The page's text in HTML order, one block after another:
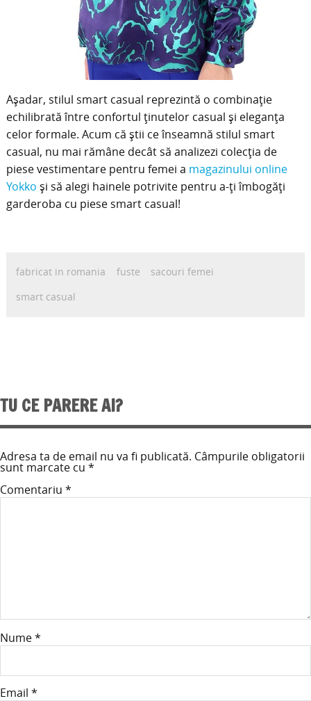
Așadar, stilul smart casual reprezintă o combinație
echilibrată între confortul ținutelor casual și eleganța
celor formale. Acum că știi ce înseamnă stilul smart
casual, nu mai rămâne decât să analizezi colecția de
piese vestimentare pentru femei a magazinului online
Yokko și să alegi hainele potrivite pentru a-ți îmbogăți
garderoba cu piese smart casual!
fabricat in romania fuste
sacouri femei
smart casual
TU CE PARERE AI?
Adresa ta de email nu va fi publicată. Câmpurile obligatorii
sunt marcate cu *
Comentariu *
Nume*
Email *